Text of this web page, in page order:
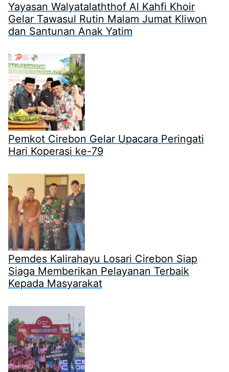
Yayasan Walyatalaththof Al Kahfi Khoir
Gelar Tawasul Rutin Malam Jumat Kliwon
dan Santunan Anak Yatim
Pemkot Cirebon Gelar Upacara Peringati
Hari Koperasi ke-79
Pemdes Kalirahayu Losari Cirebon Siap
Siaga Memberikan Pelayanan Terbaik
Kepada Masyarakat